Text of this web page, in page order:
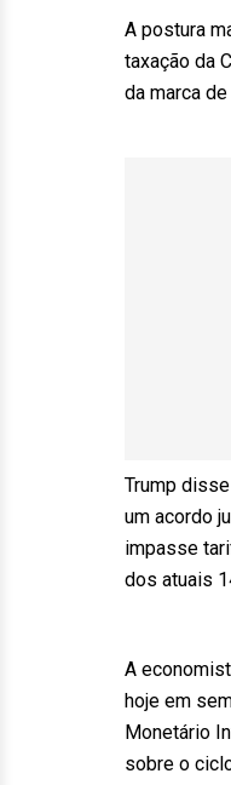
A postura
taxação da
da marca de
Trump
um acordo
impasse
dos atuais
A
hoje em
Monetário
sobre o